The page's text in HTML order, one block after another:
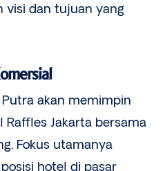
visi dan tujuan yang
akan memimpin
Jakarta bersama
Fokus utamanya
hotel di pasar